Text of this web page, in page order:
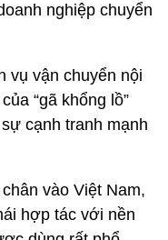
nghiệp chuyển
vụ vận chuyển nội
“gã khổng lồ”
cạnh tranh mạnh
vào Việt Nam,
hợp tác với nền